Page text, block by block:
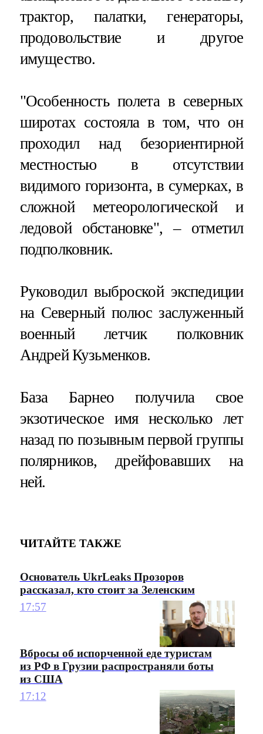
трактор, палатки, генераторы,
продовольствие и другое
имущество.
"Особенность полета в северных
широтах состояла в том, что он
проходил над безориентирной
местностью в отсутствии
видимого горизонта, в сумерках, в
сложной метеорологической и
ледовой обстановке", – отметил
подполковник.
Руководил выброской экспедиции
на Северный полюс заслуженный
военный летчик полковник
Андрей Кузьменков.
База Барнео получила свое
экзотическое имя несколько лет
назад по позывным первой группы
полярников, дрейфовавших на
ней.
ЧИТАЙТЕ ТАКЖЕ
Основатель UkrLeaks Прозоров
рассказал, кто стоит за Зеленским
17:57
Вбросы об испорченной еде туристам
из РФ в Грузии распространяли боты
из США
17:12